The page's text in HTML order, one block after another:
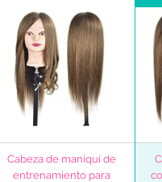
Cabeza de maniquí de
entrenamiento para